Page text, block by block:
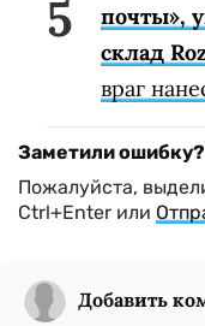
почты»,
склад
враг
Заметили ошибку?
Пожалуйста,
Ctrl+Enter или
Добавить